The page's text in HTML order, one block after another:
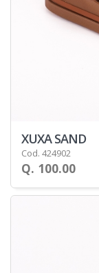
XUXA SAND
Cod. 424902
Q. 100.00